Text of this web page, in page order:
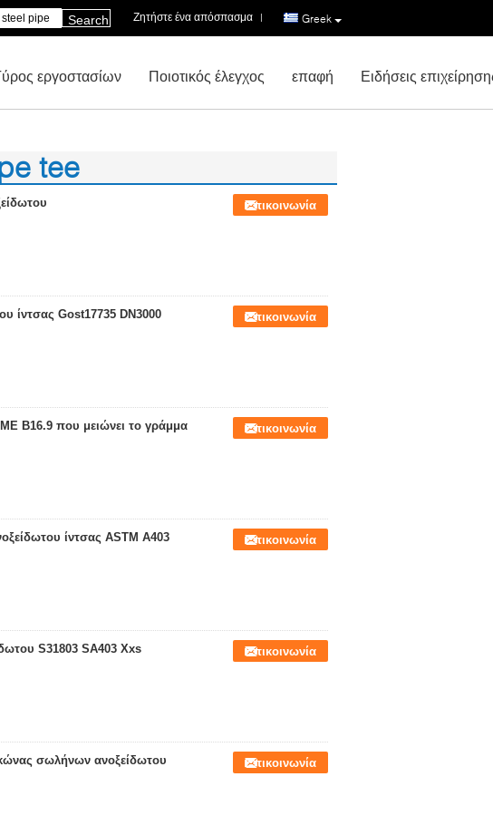
Greek
Ζητήστε ένα απόσπασμα |
Search
εργοστασίων Ποιοτικός έλεγχος επαφή Ειδήσεις
tee
Επικοινωνία
ίντσας Gost17735 DN3000
Επικοινωνία
B16.9 που μειώνει το γράμμα
Επικοινωνία
ίντσας ASTM A403
Επικοινωνία
S31803 SA403 Xxs
Επικοινωνία
σωλήνων ανοξείδωτου
Επικοινωνία